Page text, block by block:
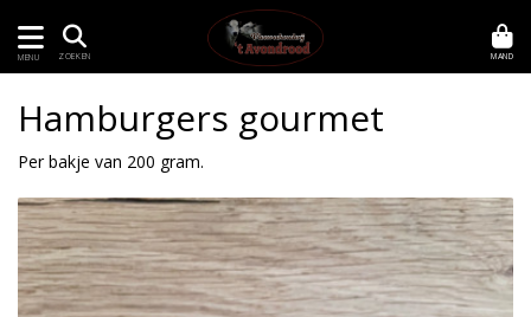
MENU ZOEKEN MAND
Hamburgers gourmet
Per bakje van 200 gram.